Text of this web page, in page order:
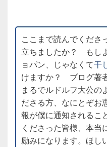
ここまで読んでくださ
立ちましたか？ もし
ョパン、じゃなくて干
けますか？ ブログ著
まるでルドルフ大公の
ださる方、なにとぞ
報が僕に通知されるこ
くださった皆様、本当
励みになります。ほし